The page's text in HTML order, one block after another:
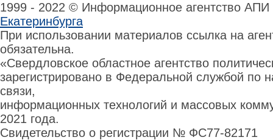
1999 - 2022 © Информационное агентство
Екатеринбурга
При использовании материалов ссылка на
обязательна.
«Свердловское областное агентство
зарегистрировано в Федеральной службой по
связи,
информационных технологий и массовых
2021 года.
Свидетельство о регистрации № ФС77-82171